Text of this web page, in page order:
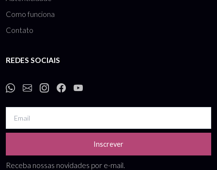
Como funciona
Contato
REDES SOCIAIS
Inscrever
Receba nossas novidades por e-mail.